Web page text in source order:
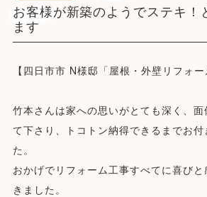
お客様が新築のようでステキ！
ます
【四日市市 N様邸「屋根・外壁リフォ
竹本さんは家への思いがとても深く、
て下さり、トコトン納得できるまでお付
た。
おかげでリフォーム工事すべてに喜び
きました。